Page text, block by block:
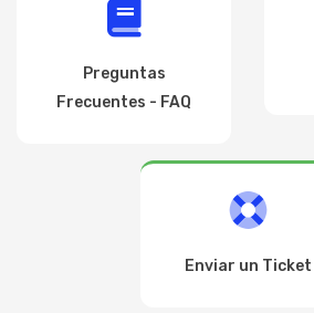
Preguntas
Frecuentes - FAQ
Enviar un Ticket